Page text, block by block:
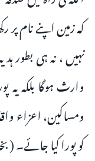
کہ زمین اپنے نام پر
نہیں ، نہ ہی بطور
وارث ہوگا بلکہ
ومساکین، اعزاء
کو پورا کیا